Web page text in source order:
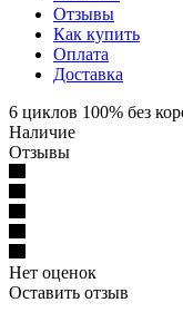
Отзывы
Как купить
Оплата
Доставка
6 циклов 100% без
Наличие
Отзывы
Нет оценок
Оставить отзыв